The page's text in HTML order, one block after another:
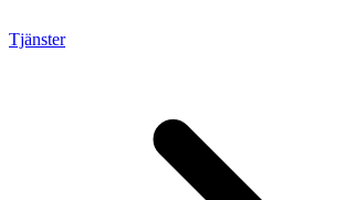
Tjänster